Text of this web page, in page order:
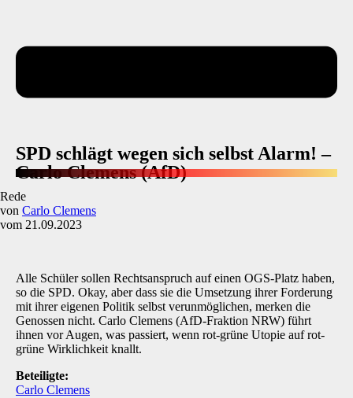
SPD schlägt wegen sich selbst Alarm! –
Carlo Clemens (AfD)
Rede
von Carlo Clemens
vom 21.09.2023
Alle Schüler sollen Rechtsanspruch auf einen OGS-Platz haben,
so die SPD. Okay, aber dass sie die Umsetzung ihrer Forderung
mit ihrer eigenen Politik selbst verunmöglichen, merken die
Genossen nicht. Carlo Clemens (AfD-Fraktion NRW) führt
ihnen vor Augen, was passiert, wenn rot-grüne Utopie auf rot-
grüne Wirklichkeit knallt.
Beteiligte:
Carlo Clemens